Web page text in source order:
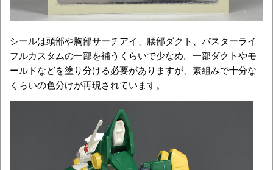
シールは頭部や胸部サーチアイ、腰部ダクト、バスターライ
フルカスタムの一部を補うくらいで少なめ。一部ダクトやモ
ールドなどを塗り分ける必要がありますが、素組みで十分な
くらいの色分けが再現されています。